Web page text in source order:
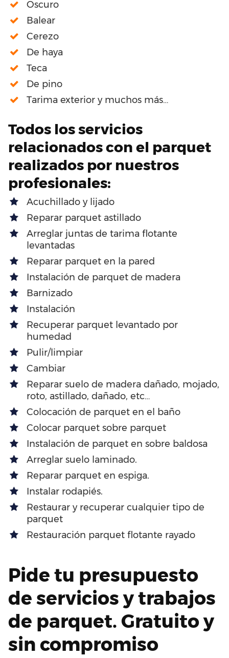
Oscuro
Balear
Cerezo
De haya
Teca
De pino
Tarima exterior y muchos más…
Todos los servicios
relacionados con el parquet
realizados por nuestros
profesionales:
Acuchillado y lijado
Reparar parquet astillado
Arreglar juntas de tarima flotante
levantadas
Reparar parquet en la pared
Instalación de parquet de madera
Barnizado
Instalación
Recuperar parquet levantado por
humedad
Pulir/limpiar
Cambiar
Reparar suelo de madera dañado, mojado,
roto, astillado, dañado, etc…
Colocación de parquet en el baño
Colocar parquet sobre parquet
Instalación de parquet en sobre baldosa
Arreglar suelo laminado.
Reparar parquet en espiga.
Instalar rodapiés.
Restaurar y recuperar cualquier tipo de
parquet
Restauración parquet flotante rayado
Pide tu presupuesto
de servicios y trabajos
de parquet. Gratuito y
sin compromiso